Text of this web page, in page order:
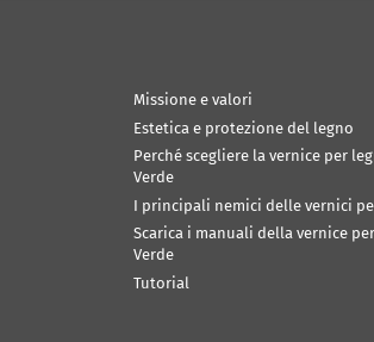
Missione e valori
Estetica e protezione del legno
Perché scegliere la vernice per
Verde
I principali nemici delle vernici
Scarica i manuali della vernice
Verde
Tutorial